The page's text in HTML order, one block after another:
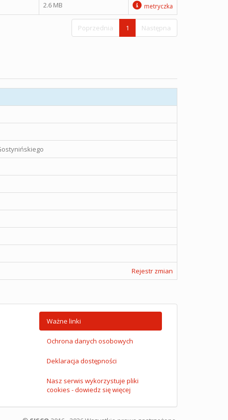
2.6 MB metryczka
Poprzednia 1 Następna
Rejestr zmian
Ważne linki
Ochrona danych osobowych
Deklaracja dostępności
Nasz serwis wykorzystuje pliki
cookies - dowiedz się więcej